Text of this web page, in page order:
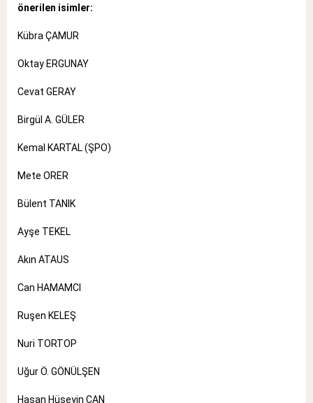
önerilen isimler:
Kübra ÇAMUR
Oktay ERGUNAY
Cevat GERAY
Birgül A. GÜLER
Kemal KARTAL (ŞPO)
Mete ORER
Bülent TANIK
Ayşe TEKEL
Akın ATAUS
Can HAMAMCI
Ruşen KELEŞ
Nuri TORTOP
Uğur Ö. GÖNÜLŞEN
Hasan Hüseyin CAN